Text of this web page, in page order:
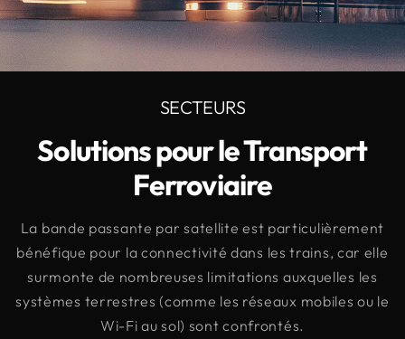
SECTEURS
Solutions pour le Transport
Ferroviaire
La bande passante par satellite est particulièrement
bénéfique pour la connectivité dans les trains, car elle
surmonte de nombreuses limitations auxquelles les
systèmes terrestres (comme les réseaux mobiles ou le
Wi-Fi au sol) sont confrontés.